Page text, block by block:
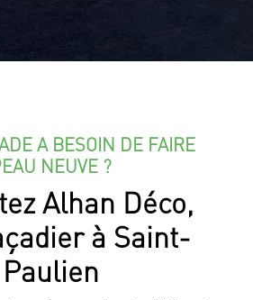
A BESOIN DE FAIRE
NEUVE ?
Alhan Déco,
à Saint-
Paulien